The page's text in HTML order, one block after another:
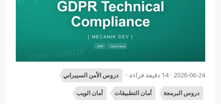
2026-06-24 14 دقيقة قراءة دروس الأمن السيبراني
دروس البرمجة أمان التطبيقات أمان الويب